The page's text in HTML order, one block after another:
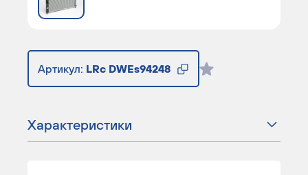
Артикул: LRc DWEs94248
Характеристики